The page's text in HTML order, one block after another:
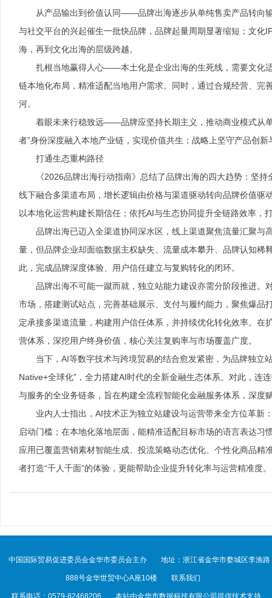
从产品输出到价值认同——品牌出海逐步从单纯售卖产品转向
与社交平台的兴起催生一批快品牌，品牌起量周期显著缩短；文
海，再到文化出海的层级跨越。
扎根当地赢得人心——本土化是企业出海的生死线，需要文化
链本地化布局，精准适配当地用户需求。同时，通过合规经营、
河。
着眼未来行稳致远——品牌应坚持长期主义，推动商业模式从
者”身份深度融入本地产业链，实现价值共生；战略上坚守产品创
打通生态重构路径
《2026品牌出海行动指南》总结了品牌出海的四大趋势：坚
线下融合多渠道布局，增长逻辑由价格与渠道驱动转向品牌价值
以本地化运营构建长期信任；依托AI与生态协同提升全链路效率，
品牌出海已迈入全渠道协同深水区，线上渠道聚焦流量汇聚
量，但品牌企业却面临数据主权缺失、流量成本攀升、品牌认知
此，完成品牌深度体验、用户信任建立与复购转化的闭环。
品牌出海不可能一蹴而就，独立站能力建设亦需分阶段推进
市场，搭建测试站点，完善基础展示、支付与履约能力，聚焦爆
定承接多渠道流量，构建用户信任体系，并持续优化转化效率。
营体系，深挖用户终身价值，核心关注复购率与市场覆盖广度。
当下，AI等数字技术与跨境贸易的结合愈发紧密，为品牌独立
Native+全球化”，全力搭建AI时代的全新金融生态体系。对此，连
与服务的全业务链条，旨在构建全流程智能化金融服务体系，深度
业内人士指出，AI技术正为独立站建设与运营带来全方位革
启动门槛；在本地化落地层面，能精准适配目标市场的语言表达习
应用已覆盖营销素材智能生成、投流策略动态优化、个性化商品
者打造“千人千面”的体验，更能帮助企业提升转化率与运营精准度。
中国国际贸易促进委员会金华市委员会主办 地址：浙江省金华市婺城区李渔路
888号金华世贸中心A座10楼 联系我们
联系电话：0579-82468206 本站由金华市数据科技有限公司提供技术支持